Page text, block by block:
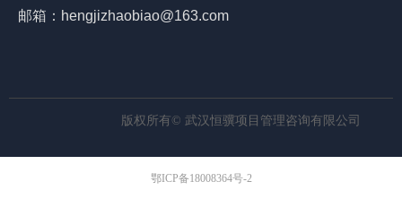
邮箱：hengjizhaobiao@163.com
版权所有© 武汉恒骥项目管理咨询有限公司
鄂ICP备18008364号-2